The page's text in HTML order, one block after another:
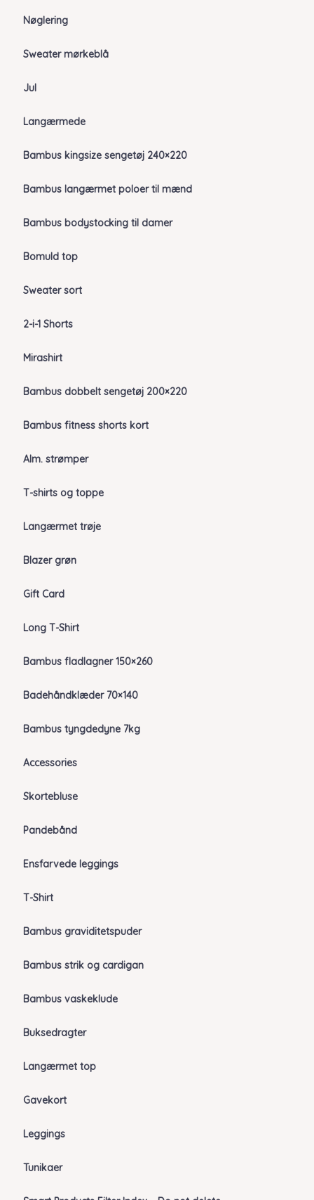
Nøglering
Sweater mørkeblå
Jul
Langærmede
Bambus kingsize sengetøj 240×220
Bambus langærmet poloer til mænd
Bambus bodystocking til damer
Bomuld top
Sweater sort
2-i-1 Shorts
Mirashirt
Bambus dobbelt sengetøj 200×220
Bambus fitness shorts kort
Alm. strømper
T-shirts og toppe
Langærmet trøje
Blazer grøn
Gift Card
Long T-Shirt
Bambus fladlagner 150×260
Badehåndklæder 70×140
Bambus tyngdedyne 7kg
Accessories
Skortebluse
Pandebånd
Ensfarvede leggings
T-Shirt
Bambus graviditetspuder
Bambus strik og cardigan
Bambus vaskeklude
Buksedragter
Langærmet top
Gavekort
Leggings
Tunikaer